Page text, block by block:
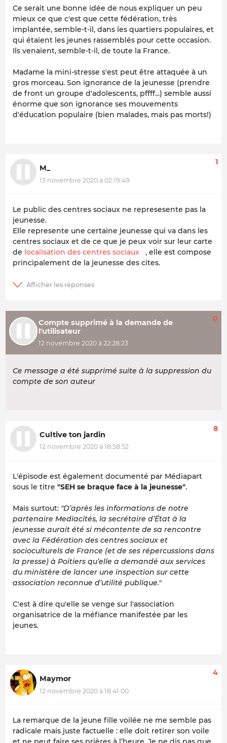
Ce serait une bonne idée de nous expliquer un peu
mieux ce que c'est que cette fédération, très
implantée, semble-t-il, dans les quartiers populaires, et
qui étaient les jeunes rassemblés pour cette occasion.
Ils venaient, semble-t-il, de toute la France.
Madame la mini-stresse s'est peut être attaquée à un
gros morceau. Son ignorance de la jeunesse (prendre
de front un groupe d'adolescents, pffff...) semble aussi
énorme que son ignorance ses mouvements
d'éducation populaire (bien malades, mais pas morts!)
M_
13 novembre 2020 à 02:19:49
1
Le public des centres sociaux ne represesente pas la
jeunesse.
Elle represente une certaine jeunesse qui va dans les
centres sociaux et de ce que je peux voir sur leur carte
de localisation des centres sociaux
, elle est compose
principalement de la jeunesse des cites.
Compte supprimé à la demande de
l'utilisateur
12 novembre 2020 à 22:28:23
0
Ce message a été supprimé suite à la suppression du
compte de son auteur
Cultive ton jardin
12 novembre 2020 à 18:58:52
8
L'épisode est également documenté par Médiapart
sous le titre "SEH se braque face à la jeunesse".
Mais surtout: "D’après les informations de notre
partenaire Mediacités, la secrétaire d’État à la
jeunesse aurait été si mécontente de sa rencontre
avec la Fédération des centres sociaux et
socioculturels de France (et de ses répercussions dans
la presse) à Poitiers qu’elle a demandé aux services
du ministère de lancer une inspection sur cette
association reconnue d’utilité publique."
C'est à dire qu'elle se venge sur l'association
organisatrice de la méfiance manifestée par les
jeunes.
Maymor
12 novembre 2020 à 18:41:00
4
La remarque de la jeune fille voilée ne me semble pas
radicale mais juste factuelle : elle doit retirer son voile